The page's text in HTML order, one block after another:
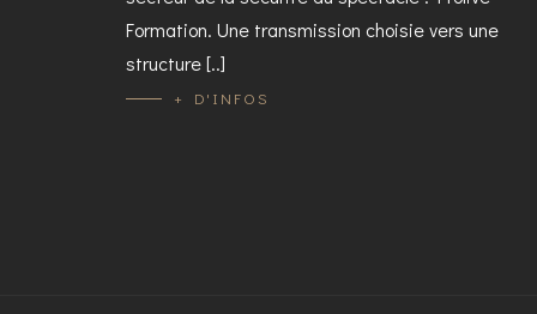
Formation. Une transmission choisie vers une
structure [..]
+ D'INFOS